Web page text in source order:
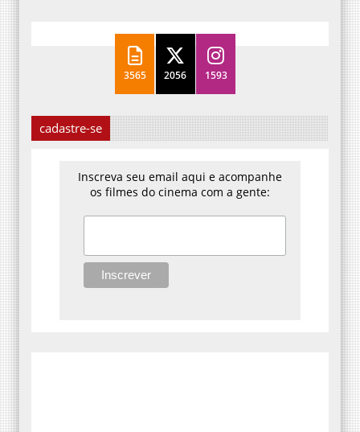
3565 2056 1593
cadastre-se
Inscreva seu email aqui e acompanhe
os filmes do cinema com a gente: